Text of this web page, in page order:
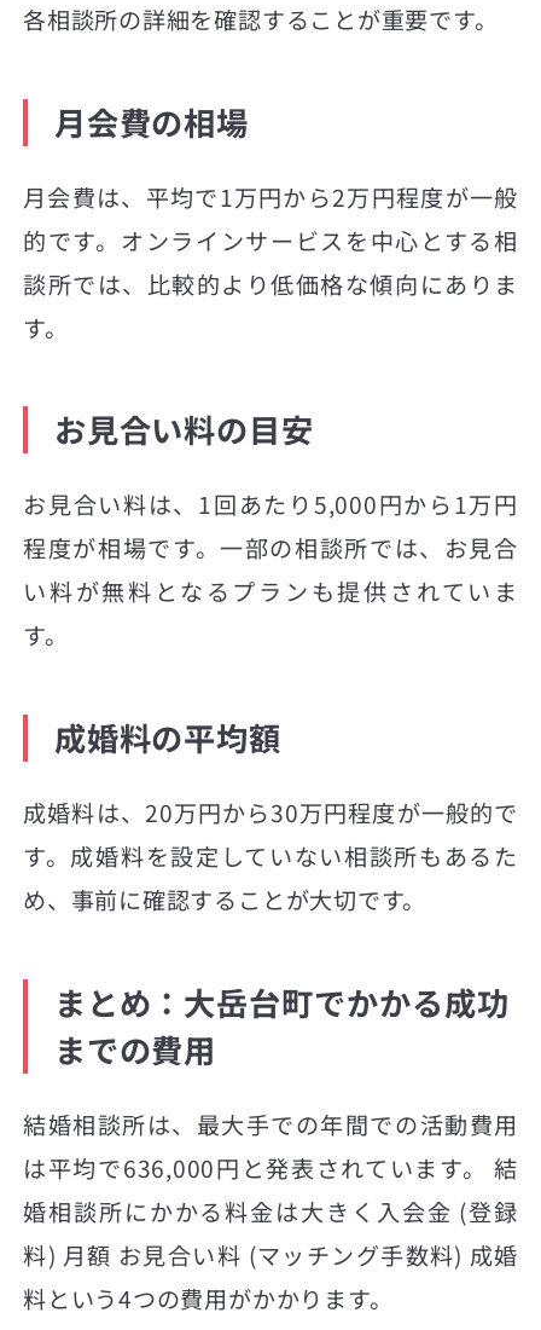
各相談所の詳細を確認することが重要です。
月会費の相場
月会費は、平均で1万円から2万円程度が一般
的です。オンラインサービスを中心とする相
談所では、比較的より低価格な傾向にありま
す。
お見合い料の目安
お見合い料は、1回あたり5,000円から1万円
程度が相場です。一部の相談所では、お見合
い料が無料となるプランも提供されていま
す。
成婚料の平均額
成婚料は、20万円から30万円程度が一般的で
す。成婚料を設定していない相談所もあるた
め、事前に確認することが大切です。
まとめ：大岳台町でかかる成功
までの費用
結婚相談所は、最大手での年間での活動費用
は平均で636,000円と発表されています。 結
婚相談所にかかる料金は大きく入会金 (登録
料) 月額 お見合い料 (マッチング手数料) 成婚
料という4つの費用がかかります。